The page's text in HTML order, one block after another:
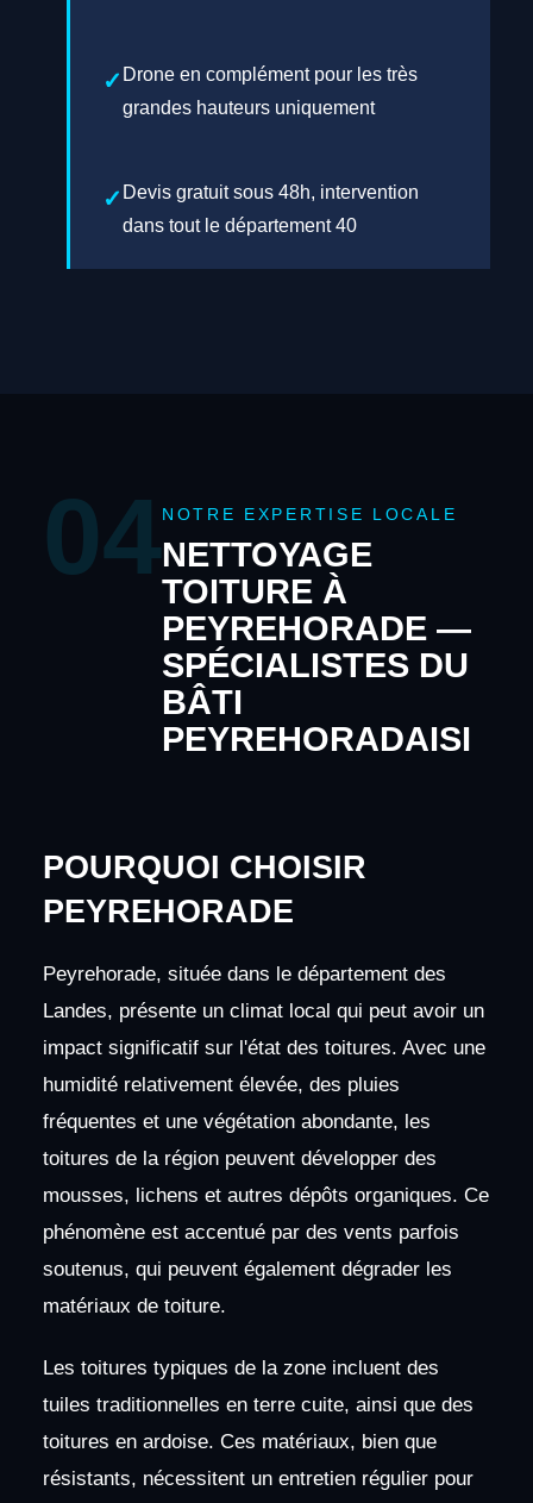
Drone en complément pour les très
grandes hauteurs uniquement
Devis gratuit sous 48h, intervention
dans tout le département 40
04NOTRE EXPERTISE LOCALE
NETTOYAGE
TOITURE À
PEYREHORADE —
SPÉCIALISTES DU
BÂTI
PEYREHORADAISI
POURQUOI CHOISIR
PEYREHORADE
Peyrehorade, située dans le département des
Landes, présente un climat local qui peut avoir un
impact significatif sur l'état des toitures. Avec une
humidité relativement élevée, des pluies
fréquentes et une végétation abondante, les
toitures de la région peuvent développer des
mousses, lichens et autres dépôts organiques. Ce
phénomène est accentué par des vents parfois
soutenus, qui peuvent également dégrader les
matériaux de toiture.
Les toitures typiques de la zone incluent des
tuiles traditionnelles en terre cuite, ainsi que des
toitures en ardoise. Ces matériaux, bien que
résistants, nécessitent un entretien régulier pour